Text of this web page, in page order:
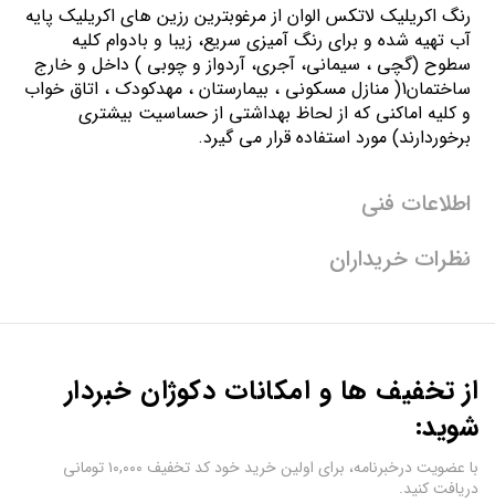
رنگ اكريليك لاتكس الوان از مرغوبترين رزين هاي اكريليك پايه
آب تهيه شده و برای رنگ آمیزی سریع، زیبا و بادوام کلیه
سطوح (گچی ، سیمانی، آجری، آردواز و چوبی ) داخل و خارج
ساختمان1( منازل مسكوني ، بيمارستان ، مهدكودك ، اتاق خواب
و كليه اماكني كه از لحاظ بهداشتي از حساسيت بيشتري
برخوردارند) مورد استفاده قرار می گیرد.
اطلاعات فنی
نظرات خریداران
از تخفیف ها و امکانات دکوژان خبردار
شوید:
با عضویت درخبرنامه، برای اولین خرید خود کد تخفیف ۱۰,۰۰۰ تومانی
دریافت کنید.